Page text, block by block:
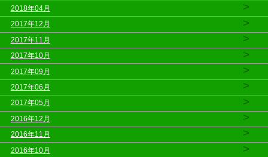
2018年04月 >
2017年12月 >
2017年11月 >
2017年10月 >
2017年09月 >
2017年06月 >
2017年05月 >
2016年12月 >
2016年11月 >
2016年10月 >